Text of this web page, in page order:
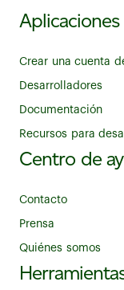
Aplicaciones
Crear una cuenta
Desarrolladores
Documentación
Recursos para
Centro de
Contacto
Prensa
Quiénes somos